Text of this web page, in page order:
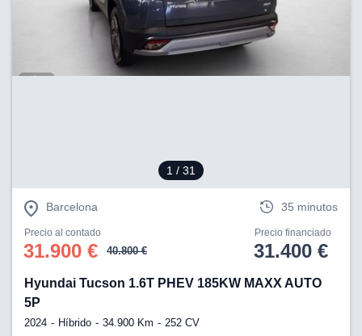
1 / 31
Barcelona 35 minutos
Precio al contado
31.900 € 40.800 €
Precio financiado
31.400 €
Hyundai Tucson 1.6T PHEV 185KW MAXX AUTO
5P
2024 Híbrido 34.900 Km 252 CV